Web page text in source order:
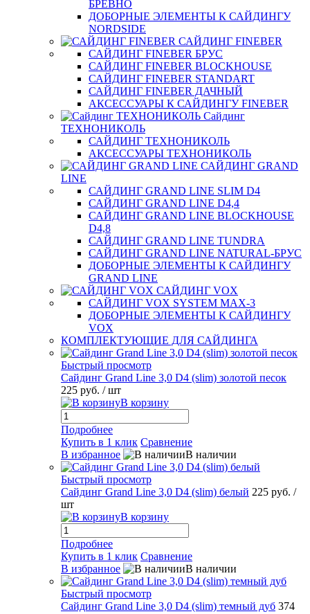
БРЕВНО
ДОБОРНЫЕ ЭЛЕМЕНТЫ К САЙДИНГУ
NORDSIDE
САЙДИНГ FINEBER
САЙДИНГ FINEBER БРУС
САЙДИНГ FINEBER BLOCKHOUSE
САЙДИНГ FINEBER STANDART
САЙДИНГ FINEBER ДАЧНЫЙ
АКСЕССУАРЫ К САЙДИНГУ FINEBER
Сайдинг
ТЕХНОНИКОЛЬ
САЙДИНГ ТЕХНОНИКОЛЬ
АКСЕССУАРЫ ТЕХНОНИКОЛЬ
САЙДИНГ GRAND
LINE
САЙДИНГ GRAND LINE SLIM D4
САЙДИНГ GRAND LINE D4,4
САЙДИНГ GRAND LINE BLOCKHOUSE
D4,8
САЙДИНГ GRAND LINE TUNDRA
САЙДИНГ GRAND LINE NATURAL-БРУС
ДОБОРНЫЕ ЭЛЕМЕНТЫ К САЙДИНГУ
GRAND LINE
САЙДИНГ VOX
САЙДИНГ VOX SYSTEM MAX-3
ДОБОРНЫЕ ЭЛЕМЕНТЫ К САЙДИНГУ
VOX
КОМПЛЕКТУЮЩИЕ ДЛЯ САЙДИНГА
Быстрый просмотр
Сайдинг Grand Line 3,0 D4 (slim) золотой песок
225 руб. / шт
В корзину
Подробнее
Купить в 1 клик Сравнение
В избранное
В наличии
Быстрый просмотр
Сайдинг Grand Line 3,0 D4 (slim) белый 225 руб. /
шт
В корзину
Подробнее
Купить в 1 клик Сравнение
В избранное
В наличии
Быстрый просмотр
Сайдинг Grand Line 3,0 D4 (slim) темный дуб 374